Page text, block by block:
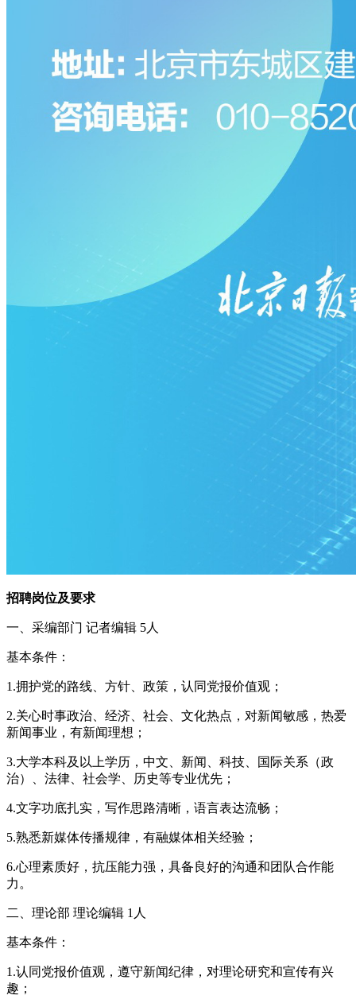
招聘岗位及要求
一、采编部门 记者编辑 5人
基本条件：
1.拥护党的路线、方针、政策，认同党报价值观；
2.关心时事政治、经济、社会、文化热点，对新闻敏感，热爱
新闻事业，有新闻理想；
3.大学本科及以上学历，中文、新闻、科技、国际关系（政
治）、法律、社会学、历史等专业优先；
4.文字功底扎实，写作思路清晰，语言表达流畅；
5.熟悉新媒体传播规律，有融媒体相关经验；
6.心理素质好，抗压能力强，具备良好的沟通和团队合作能
力。
二、理论部 理论编辑 1人
基本条件：
1.认同党报价值观，遵守新闻纪律，对理论研究和宣传有兴
趣；